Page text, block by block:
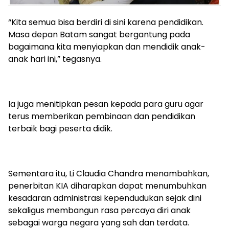
“Kita semua bisa berdiri di sini karena pendidikan.
Masa depan Batam sangat bergantung pada
bagaimana kita menyiapkan dan mendidik anak-
anak hari ini,” tegasnya.
Ia juga menitipkan pesan kepada para guru agar
terus memberikan pembinaan dan pendidikan
terbaik bagi peserta didik.
Sementara itu, Li Claudia Chandra menambahkan,
penerbitan KIA diharapkan dapat menumbuhkan
kesadaran administrasi kependudukan sejak dini
sekaligus membangun rasa percaya diri anak
sebagai warga negara yang sah dan terdata.